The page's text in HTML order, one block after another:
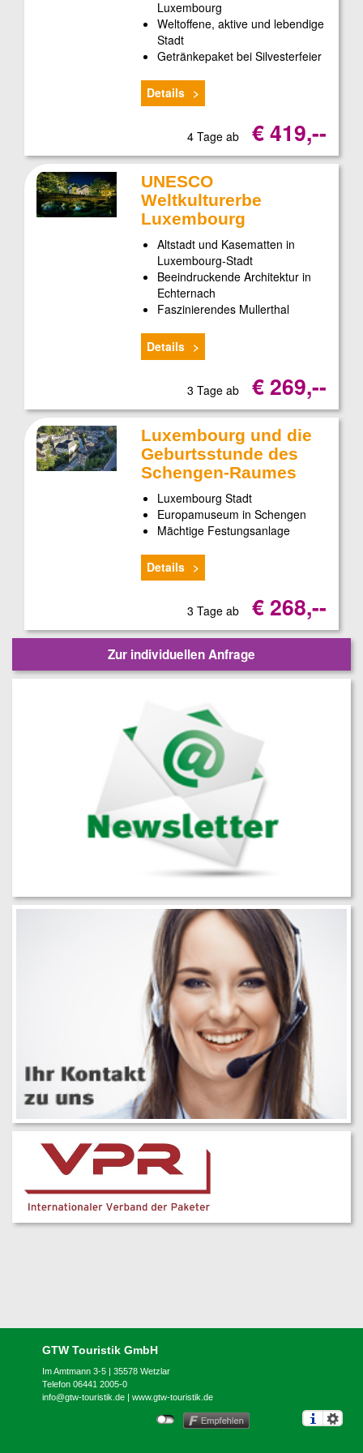
Luxembourg
Weltoffene, aktive und lebendige
Stadt
Getränkepaket bei Silvesterfeier
Details
4 Tage ab € 419,--
UNESCO
Weltkulturerbe
Luxembourg
Altstadt und Kasematten in
Luxembourg-Stadt
Beeindruckende Architektur in
Echternach
Faszinierendes Mullerthal
Details
3 Tage ab € 269,--
Luxembourg und die
Geburtsstunde des
Schengen-Raumes
Luxembourg Stadt
Europamuseum in Schengen
Mächtige Festungsanlage
Details
3 Tage ab € 268,--
Zur individuellen Anfrage
GTW Touristik GmbH
Im Amtmann 3-5 | 35578 Wetzlar
Telefon 06441 2005-0
info@gtw-touristik.de |www.gtw-touristik.de